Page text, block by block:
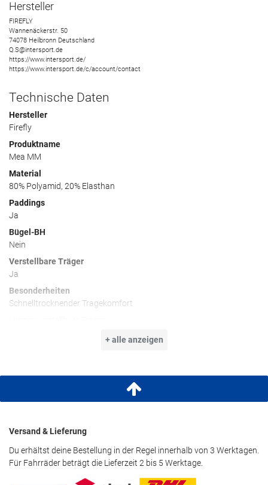
Hersteller
FIREFLY
Wannenäckerstr. 50
74078 Heilbronn Deutschland
Q.S@intersport.de
https://www.intersport.de/
https://www.intersport.de/c/account/contact
Technische Daten
Hersteller
Firefly
Produktname
Mea MM
Material
80% Polyamid, 20% Elasthan
Paddings
Ja
Bügel-BH
Nein
Verstellbare Träger
Ja
Besonderheiten
Schnelltrocknender Tragekomfort
Regulierbare Cups mit herausnehmbaren Pads
Nicht reinigen
Nicht bleichen
+ alle anzeigen
Versand & Lieferung
Du erhältst deine Bestellung in der Regel innerhalb von 3 Werktagen.
Für Fahrräder beträgt die Lieferzeit 2 bis 5 Werktage.